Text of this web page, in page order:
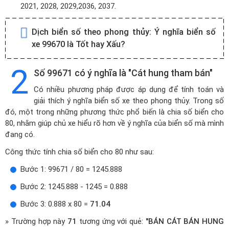
2021, 2028, 2029,2036, 2037.
Dịch biển số theo phong thủy: Ý nghĩa biển số
xe 99670 là Tốt hay Xấu?
2 Số 99671 có ý nghĩa là "Cát hung tham bán"
Có nhiều phương pháp được áp dụng để tính toán và
giải thích ý nghĩa biển số xe theo phong thủy. Trong số
đó, một trong những phương thức phổ biến là chia số biển cho
80, nhằm giúp chủ xe hiểu rõ hơn về ý nghĩa của biển số mà mình
đang có.
Công thức tính chia số biển cho 80 như sau:
Bước 1: 99671 / 80 = 1245.888
Bước 2: 1245.888 - 1245 = 0.888
Bước 3: 0.888 x 80 = 71.04
» Trường hợp này 71 tương ứng với quẻ: "BÁN CÁT BÁN HUNG